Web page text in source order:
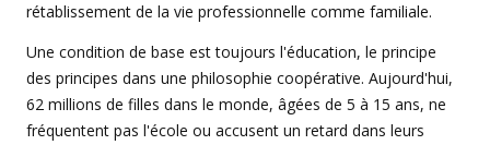
rétablissement de la vie professionnelle comme familiale.
Une condition de base est toujours l'éducation, le principe
des principes dans une philosophie coopérative. Aujourd'hui,
62 millions de filles dans le monde, âgées de 5 à 15 ans, ne
fréquentent pas l'école ou accusent un retard dans leurs